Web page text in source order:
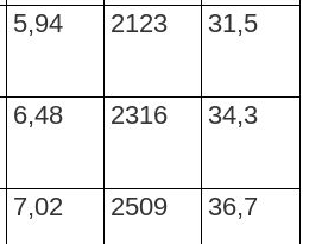
5,94 2123 31,5
6,48 2316 34,3
7,02 2509 36,7